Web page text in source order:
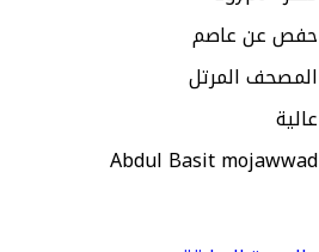
حفص عن عاصم
المصحف المرتل
عالية
Abdul Basit mojawwad